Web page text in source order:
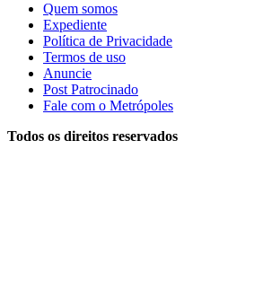
Quem somos
Expediente
Política de Privacidade
Termos de uso
Anuncie
Post Patrocinado
Fale com o Metrópoles
Todos os direitos reservados